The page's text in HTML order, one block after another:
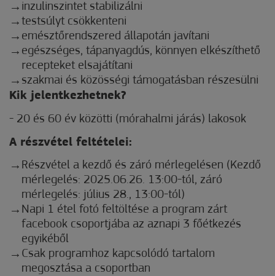
inzulinszintet stabilizálni
testsúlyt csökkenteni
emésztőrendszered állapotán javítani
egészséges, tápanyagdús, könnyen elkészíthető
recepteket elsajátítani
szakmai és közösségi támogatásban részesülni
Kik jelentkezhetnek?
- 20 és 60 év közötti (mórahalmi járás) lakosok
A részvétel feltételei:
Részvétel a kezdő és záró mérlegelésen (Kezdő
mérlegelés: 2025.06.26. 13:00-tól, záró
mérlegelés: július 28., 13:00-tól)
Napi 1 étel fotó feltöltése a program zárt
facebook csoportjába az aznapi 3 főétkezés
egyikéből
Csak programhoz kapcsolódó tartalom
megosztása a csoportban